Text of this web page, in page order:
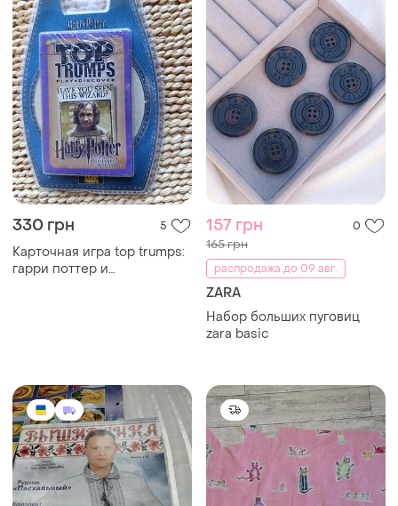
330 грн 5
Карточная игра top trumps:
гарри поттер и
157 грн 0
165 грн
распродажа до 09 авг.
ZARA
Набор больших пуговиц
zara basic